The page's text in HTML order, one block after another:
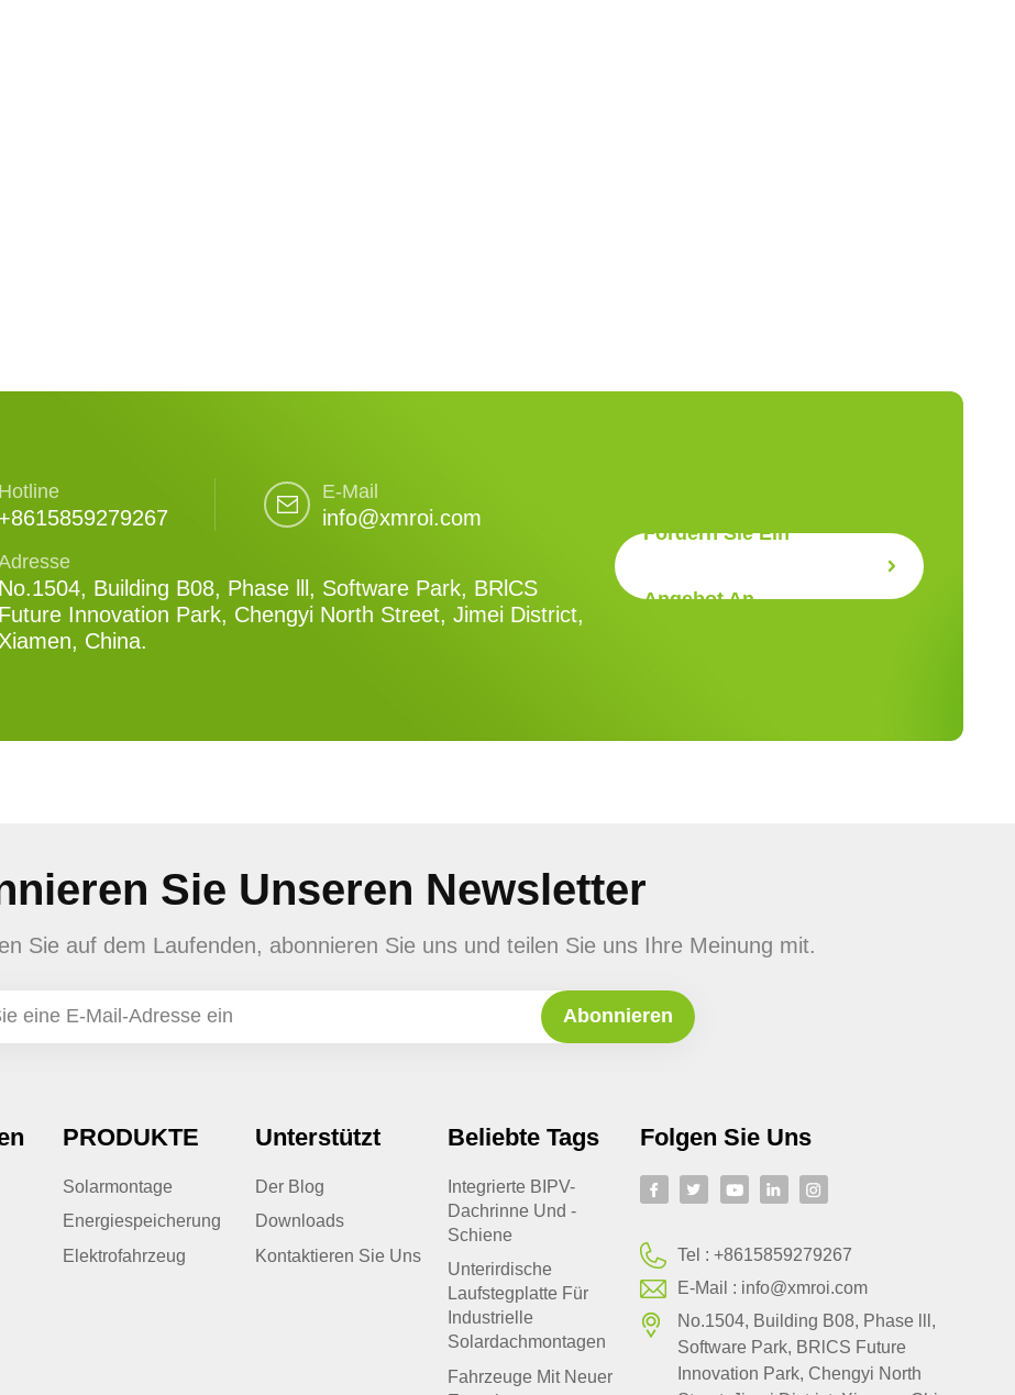
Hotline
+8615859279267
E-Mail
info@xmroi.com
No.1504, Building B08, Phase lll, Software Park, BRlCS
Future Innovation Park, Chengyi North Street, Jimei District,
Xiamen, China.
Fordern Sie Ein
Angebot An
Sie Unseren Newsletter
Sie auf dem Laufenden, abonnieren Sie uns und teilen Sie uns Ihre Meinung mit.
PRODUKTE
Solarmontage
Energiespeicherung
Elektrofahrzeug
Unterstützt
Der Blog
Downloads
Kontaktieren Sie Uns
Beliebte Tags
Integrierte BIPV-
Dachrinne Und -
Schiene
Unterirdische
Laufstegplatte Für
Industrielle
Solardachmontagen
Fahrzeuge Mit Neuer
Folgen Sie Uns
Tel :+8615859279267
E-Mail : info@xmroi.com
No.1504, Building B08, Phase lll,
Software Park, BRlCS Future
Innovation Park, Chengyi North